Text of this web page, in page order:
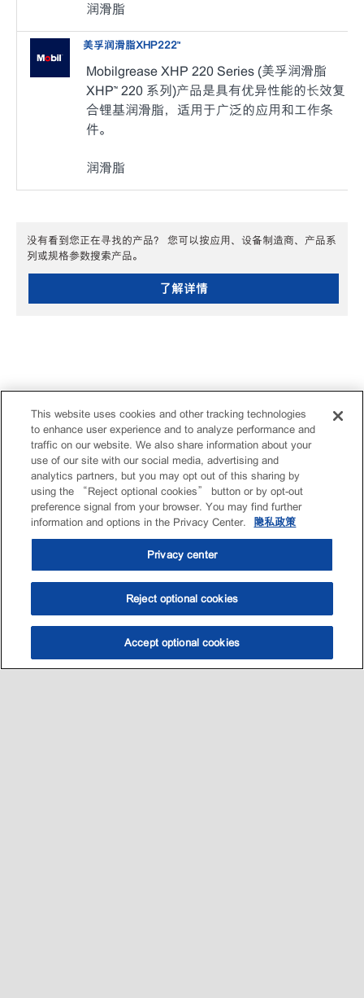
选油助手 查找门店
润滑脂
美孚润滑脂XHP222™
Mobilgrease XHP 220 Series (美孚润滑脂
XHP™ 220 系列)产品是具有优异性能的长效复
合锂基润滑脂，适用于广泛的应用和工作条
件。
润滑脂
没有看到您正在寻找的产品？ 您可以按应用、设备制造商、产品系
列或规格参数搜索产品。
了解详情
This website uses cookies and other tracking technologies
to enhance user experience and to analyze performance and
traffic on our website. We also share information about your
use of our site with our social media, advertising and
analytics partners, but you may opt out of this sharing by
using the “Reject optional cookies” button or by opt-out
preference signal from your browser. You may find further
information and options in the Privacy Center.
隐私政策
Privacy center
Reject optional cookies
Accept optional cookies